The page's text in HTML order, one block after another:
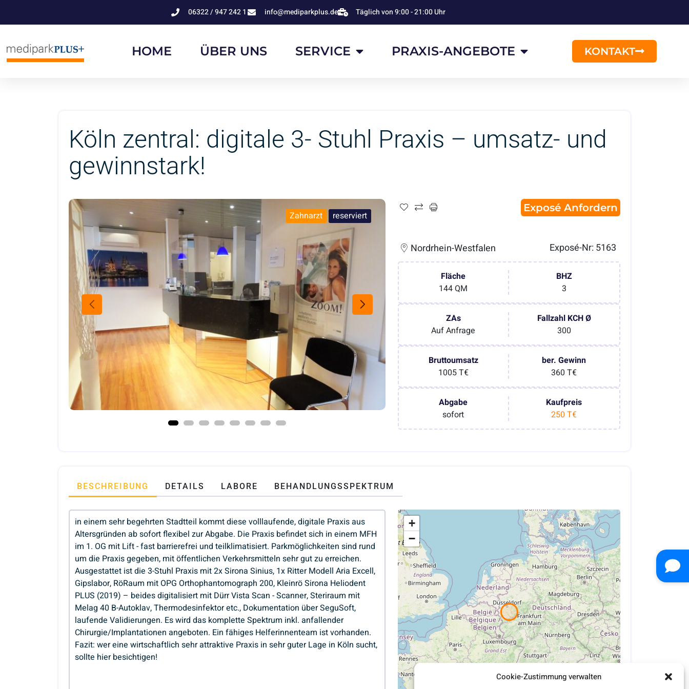
Cookie-Zustimmung verwalten
06322 / 947 242 1 info@mediparkplus.de Täglich von 9:00 - 21:00 Uhr
HOME ÜBER UNS SERVICE PRAXIS-ANGEBOTE KONTAKT
Köln zentral: digitale 3- Stuhl Praxis – umsatz- und
gewinnstark!
Zahnarzt reserviert
Exposé Anfordern
Nordrhein-Westfalen Exposé-Nr: 5163
Fläche
144 QM
BHZ
3
ZAs
Auf Anfrage
Fallzahl KCH Ø
300
Bruttoumsatz
1005 T€
ber. Gewinn
360 T€
Abgabe
sofort
Kaufpreis
250 T€
BESCHREIBUNG DETAILS LABORE BEHANDLUNGSSPEKTRUM
+
−